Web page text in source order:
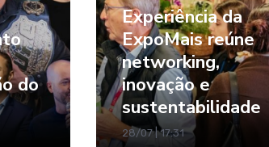
do
Experiência da
ExpoMais reúne
networking,
inovação e
sustentabilidade
28/07 | 17:31